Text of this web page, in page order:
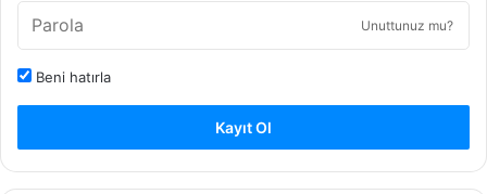
Unuttunuz mu?
Beni hatırla
Kayıt Ol